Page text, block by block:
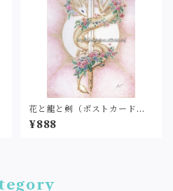
花と龍と剣（ポストカードサ
イズ・印刷）
¥888